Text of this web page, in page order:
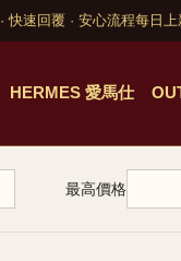
快速回覆 · 安心流程每日上
HERMES 愛馬仕
最高價格